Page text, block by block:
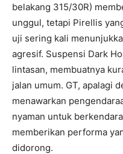
belakang 315/30R)
unggul, tetapi Pirellis
uji sering kali
agresif. Suspensi Dark
lintasan, membuatnya
jalan umum. GT, apalagi
menawarkan
nyaman untuk
memberikan performa
didorong.